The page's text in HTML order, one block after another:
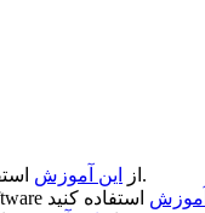
از این آموزش
استفاده کنید.
آموزش